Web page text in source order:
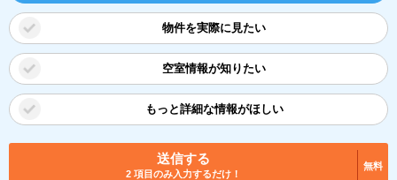
物件を実際に見たい
空室情報が知りたい
もっと詳細な情報がほしい
送信する
2 項目のみ入力するだけ！
無料